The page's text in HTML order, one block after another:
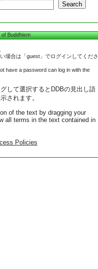
Search
Buddhism
場合は「guest」でログインしてくださ
have a password can log in with the
して選択するとDDBの見出し語
されます。
of the text by dragging your
all terms in the text contained in
Policies